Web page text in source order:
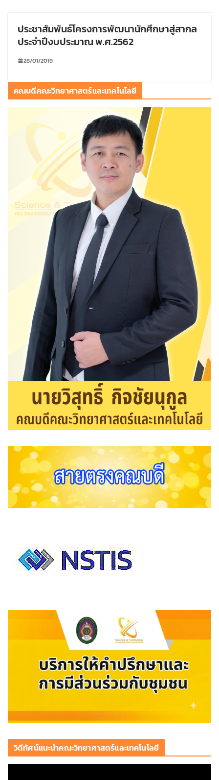
ประชาสัมพันธ์โครงการพัฒนานักศึกษาสู่สากล
ประจำปีงบประมาณ พ.ศ.2562
28/01/2019
คณบดีคณะวิทยาศาสตร์และเทคโนโลยี
วิดีทัศน์แนะนำคณะวิทยาศาสตร์และเทคโนโลยี